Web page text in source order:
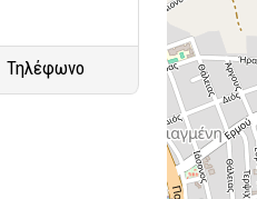
Βάρκιζα
Τηλέφωνο